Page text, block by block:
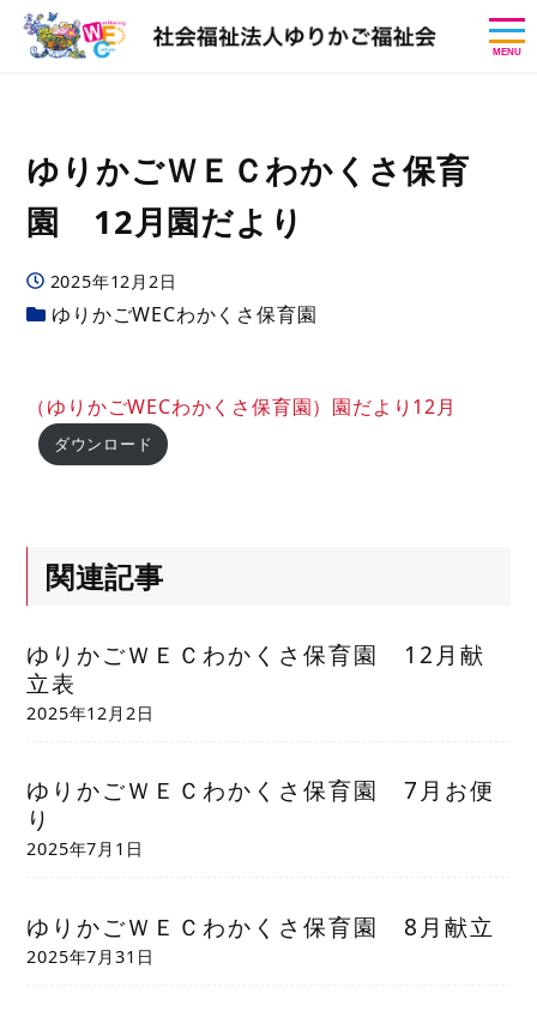
MENU
ゆりかごＷＥＣわかくさ保育
園 12月園だより
投稿日
2025年12月2日
カテゴリー
ゆりかごWECわかくさ保育園
（ゆりかごWECわかくさ保育園）園だより12月
ダウンロード
関連記事
ゆりかごＷＥＣわかくさ保育園 12月献
立表
2025年12月2日
ゆりかごＷＥＣわかくさ保育園 7月お便
り
2025年7月1日
ゆりかごＷＥＣわかくさ保育園 8月献立
2025年7月31日